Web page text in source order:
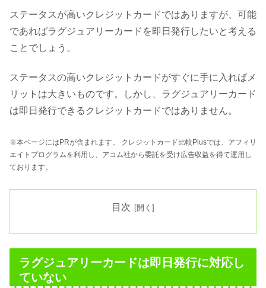
ステータスが高いクレジットカードではありますが、可能
であればラグジュアリーカードを即日発行したいと考える
ことでしょう。
ステータスの高いクレジットカードがすぐに手に入ればメ
リットは大きいものです。しかし、ラグジュアリーカード
は即日発行できるクレジットカードではありません。
※本ページにはPRが含まれます。 クレジットカード比較Plusでは、アフィリ
エイトプログラムを利用し、アコム社から委託を受け広告収益を得て運用し
ております。
目次
ラグジュアリーカードは即日発行に対応し
ていない